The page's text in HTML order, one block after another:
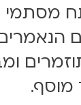
מוסף.